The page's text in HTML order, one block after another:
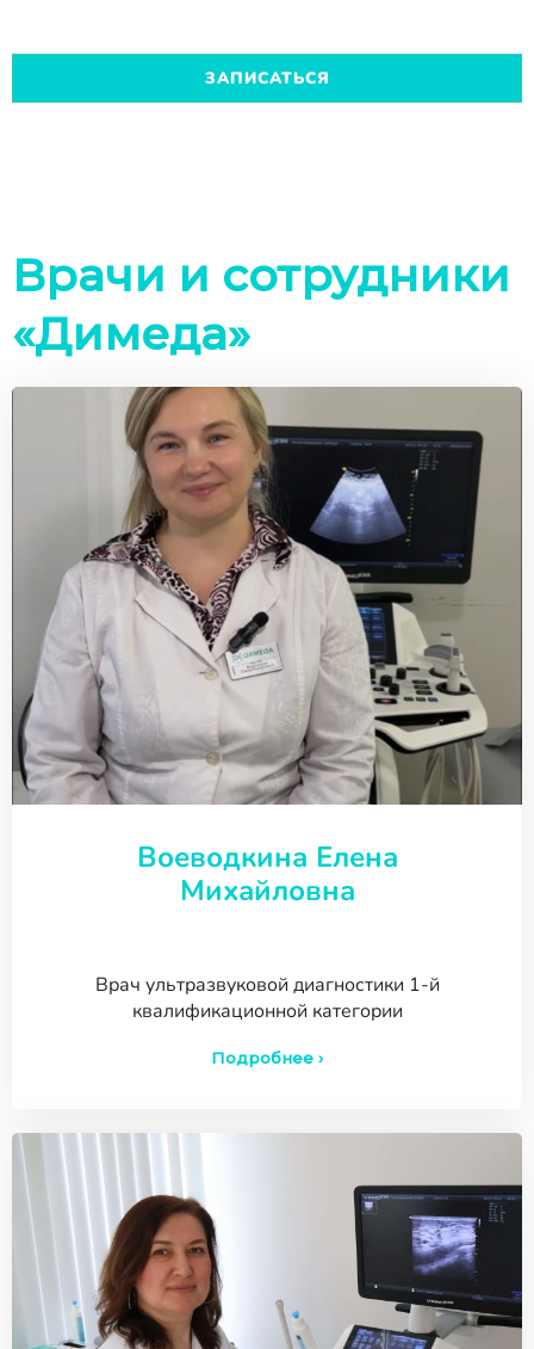
ЗАПИСАТЬСЯ
Врачи и сотрудники
«Димеда»
Воеводкина Елена
Михайловна
Врач ультразвуковой диагностики 1-й
квалификационной категории
Подробнее ›